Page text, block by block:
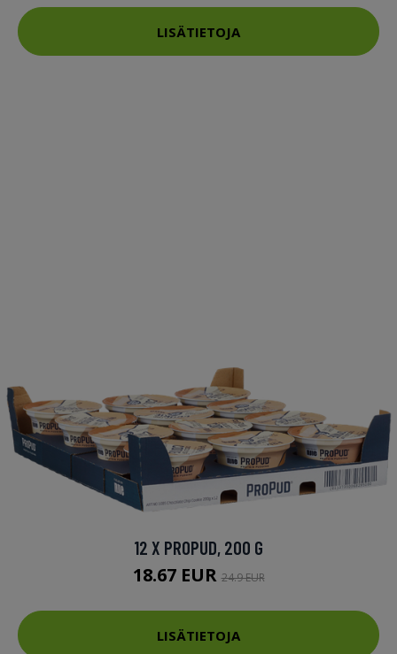
LISÄTIETOJA
12 X PROPUD, 200 G
18.67 EUR24.9 EUR
LISÄTIETOJA